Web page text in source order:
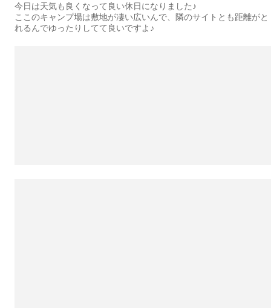
今日は天気も良くなって良い休日になりました♪
ここのキャンプ場は敷地が凄い広いんで、隣のサイトとも距離がと
れるんでゆったりしてて良いですよ♪